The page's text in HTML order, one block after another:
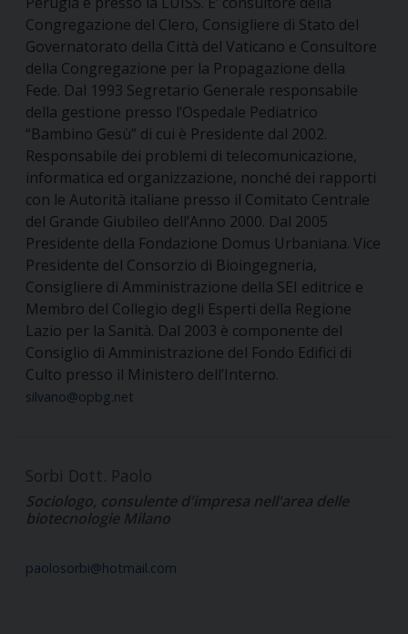
Congregazione del Clero, Consigliere di Stato del
Governatorato della Città del Vaticano e Consultore
della Congregazione per la Propagazione della
Fede. Dal 1993 Segretario Generale responsabile
della gestione presso l’Ospedale Pediatrico
“Bambino Gesù” di cui è Presidente dal 2002.
Responsabile dei problemi di telecomunicazione,
informatica ed organizzazione, nonché dei rapporti
con le Autorità italiane presso il Comitato Centrale
del Grande Giubileo dell’Anno 2000. Dal 2005
Presidente della Fondazione Domus Urbaniana. Vice
Presidente del Consorzio di Bioingegneria,
Consigliere di Amministrazione della SEI editrice e
Membro del Collegio degli Esperti della Regione
Lazio per la Sanità. Dal 2003 è componente del
Consiglio di Amministrazione del Fondo Edifici di
Culto presso il Ministero dell’Interno.
silvano@opbg.net
Sorbi Dott. Paolo
Sociologo, consulente d'impresa nell'area delle
biotecnologie Milano
paolosorbi@hotmail.com